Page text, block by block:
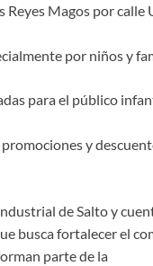
Magos por calle
por niños y
para el público
y
de Salto y
busca fortalecer el
parte de la